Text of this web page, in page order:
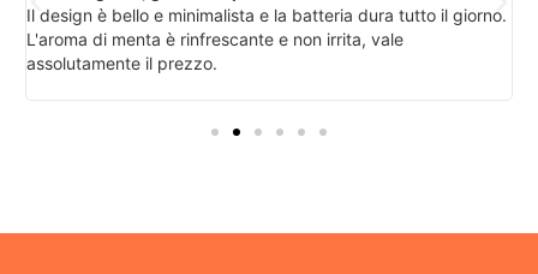
Il design è bello e minimalista e la batteria dura tutto il giorno.
L'aroma di menta è rinfrescante e non irrita, vale
assolutamente il prezzo.